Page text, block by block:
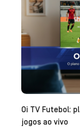
Oi TV Futebol:
jogos ao vivo